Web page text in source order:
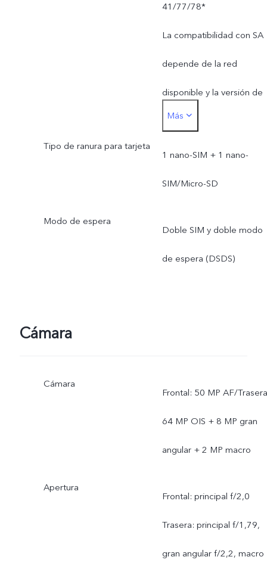
41/77/78*
La compatibilidad con SA
depende de la red
disponible y la versión de
software. El uso real de la
banda de frecuencia de la
red depende de la
proveedor de servicios de
Internet local.
Más
Tipo de ranura para tarjeta
1 nano-SIM + 1 nano-
SIM/Micro-SD
Modo de espera
Doble SIM y doble modo
de espera (DSDS)
Cámara
Cámara
Frontal: 50 MP AF/
64 MP OIS + 8 MP gran
angular + 2 MP macro
Apertura
Frontal: principal f/2,0
Trasera: principal f/1,79,
gran angular f/2,2, macro